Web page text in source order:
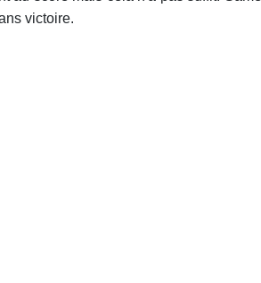
victoire.